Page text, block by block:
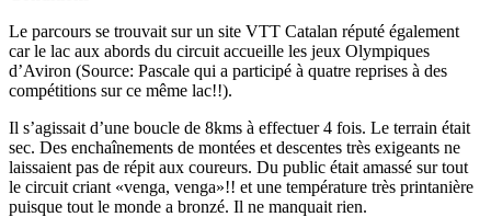
Le parcours se trouvait sur un site VTT Catalan réputé également
car le lac aux abords du circuit accueille les jeux Olympiques
d’Aviron (Source: Pascale qui a participé à quatre reprises à des
compétitions sur ce même lac!!).
Il s’agissait d’une boucle de 8kms à effectuer 4 fois. Le terrain était
sec. Des enchaînements de montées et descentes très exigeants ne
laissaient pas de répit aux coureurs. Du public était amassé sur tout
le circuit criant «venga, venga»!! et une température très printanière
puisque tout le monde a bronzé. Il ne manquait rien.